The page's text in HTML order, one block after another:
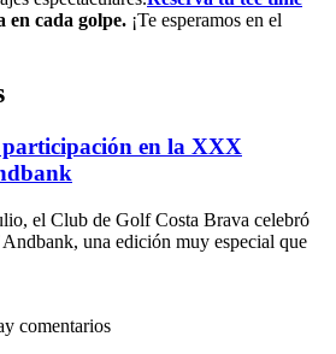
en cada golpe. ¡Te esperamos en el
en la XXX
el Club de Golf Costa Brava celebró
una edición muy especial que
comentarios